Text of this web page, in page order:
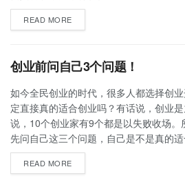
READ MORE
创业前问自己3个问题！
如今全民创业的时代，很多人都选择创
定直接真的适合创业吗？有话说，创业
说，10个创业家有9个都是以失败收场。
先问自己这三个问题，自己是不是真的适
READ MORE